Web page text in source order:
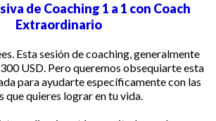
de Coaching 1 a 1 con Coach
Extraordinario
Esta sesión de coaching, generalmente
USD. Pero queremos obsequiarte esta
para ayudarte específicamente con las
que quieres lograr en tu vida.